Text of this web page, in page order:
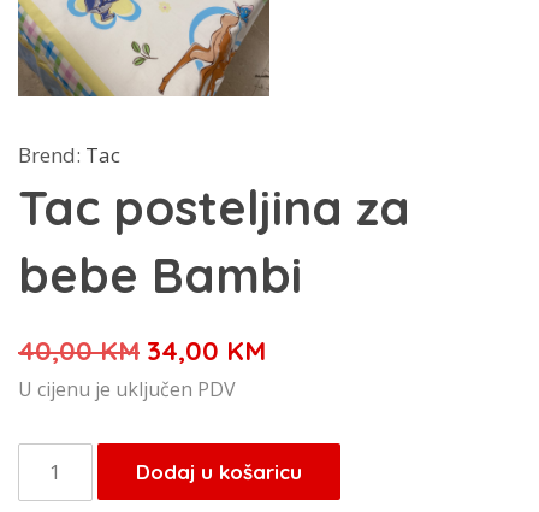
Brend: Tac
Tac posteljina za
bebe Bambi
40,00KM Izvorna
cijena
je:
40,00 KM.
34,00 KM
34,00 KM.
U cijenu je uključen PDV
posteljina
Dodaj u košaricu